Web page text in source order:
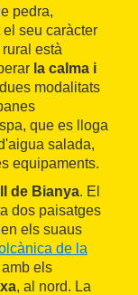
pedra,
seu caràcter
està
la calma i
modalitats
que es lloga
salada,
equipaments.
de Bianya. El
dos paisatges
els suaus
de la
els
, al nord. La